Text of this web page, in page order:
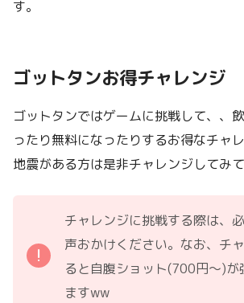
す。
ゴットタンお得チャレンジ
ゴットタンではゲームに挑戦して、、
ったり無料になったりするお得なチャ
地震がある方は是非チャレンジしてみ
チャレンジに挑戦する際は、
声おかけください。なお、チ
ると自腹ショット(700円〜)が
ますww